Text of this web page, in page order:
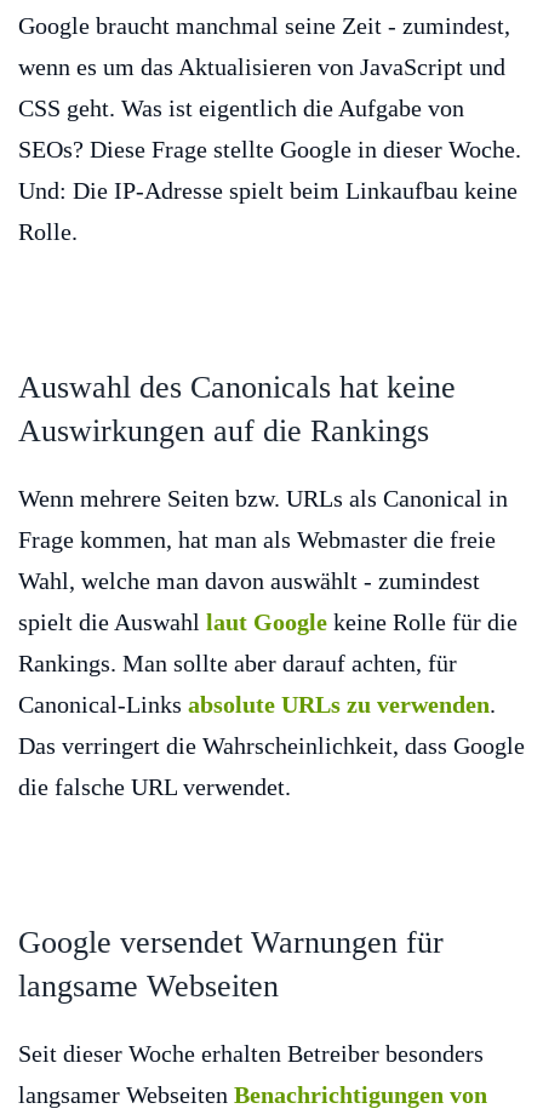
Google braucht manchmal seine Zeit - zumindest,
wenn es um das Aktualisieren von JavaScript und
CSS geht. Was ist eigentlich die Aufgabe von
SEOs? Diese Frage stellte Google in dieser Woche.
Und: Die IP-Adresse spielt beim Linkaufbau keine
Rolle.
Auswahl des Canonicals hat keine
Auswirkungen auf die Rankings
Wenn mehrere Seiten bzw. URLs als Canonical in
Frage kommen, hat man als Webmaster die freie
Wahl, welche man davon auswählt - zumindest
spielt die Auswahl laut Google keine Rolle für die
Rankings. Man sollte aber darauf achten, für
Canonical-Links absolute URLs zu verwenden.
Das verringert die Wahrscheinlichkeit, dass Google
die falsche URL verwendet.
Google versendet Warnungen für
langsame Webseiten
Seit dieser Woche erhalten Betreiber besonders
langsamer Webseiten Benachrichtigungen von